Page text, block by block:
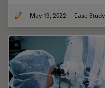
May 19, 2022 Case Study